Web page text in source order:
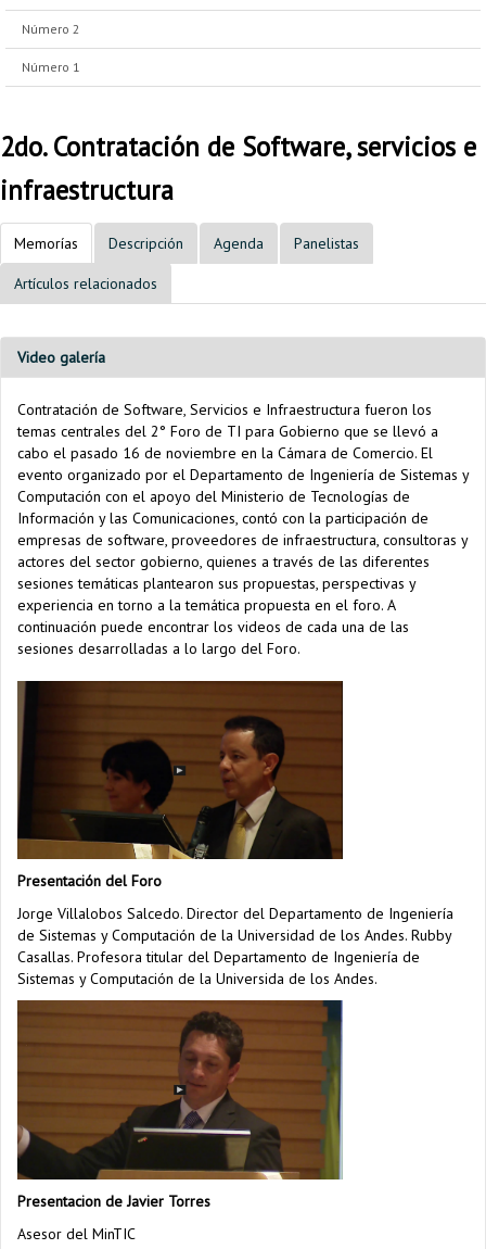
Número 2
Número 1
2do. Contratación de Software, servicios e
infraestructura
Memorías Descripción Agenda Panelistas
Artículos relacionados
Video galería
Contratación de Software, Servicios e Infraestructura fueron los
temas centrales del 2° Foro de TI para Gobierno que se llevó a
cabo el pasado 16 de noviembre en la Cámara de Comercio. El
evento organizado por el Departamento de Ingeniería de Sistemas y
Computación con el apoyo del Ministerio de Tecnologías de
Información y las Comunicaciones, contó con la participación de
empresas de software, proveedores de infraestructura, consultoras y
actores del sector gobierno, quienes a través de las diferentes
sesiones temáticas plantearon sus propuestas, perspectivas y
experiencia en torno a la temática propuesta en el foro. A
continuación puede encontrar los videos de cada una de las
sesiones desarrolladas a lo largo del Foro.
Presentación del Foro
Jorge Villalobos Salcedo. Director del Departamento de Ingeniería
de Sistemas y Computación de la Universidad de los Andes. Rubby
Casallas. Profesora titular del Departamento de Ingeniería de
Sistemas y Computación de la Universida de los Andes.
Presentacion de Javier Torres
Asesor del MinTIC